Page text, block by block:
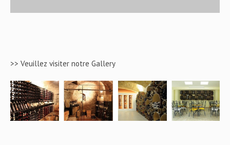
>> Veuillez visiter notre Gallery